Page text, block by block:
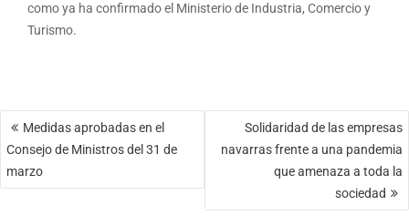
como ya ha confirmado el Ministerio de Industria, Comercio y
Turismo.
Navegación
de
entradas
Medidas aprobadas en el
Consejo de Ministros del 31 de
marzo
Solidaridad de las empresas
navarras frente a una pandemia
que amenaza a toda la
sociedad